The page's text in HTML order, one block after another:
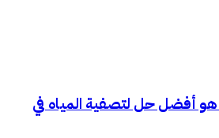
هو أفضل حل لتصفية المياه في